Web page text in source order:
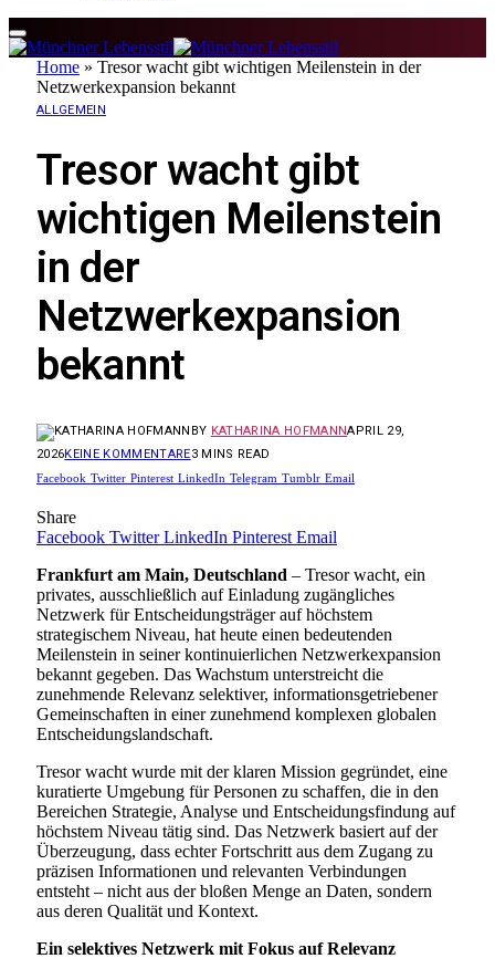
Home » Tresor wacht gibt wichtigen Meilenstein in der
Netzwerkexpansion bekannt
ALLGEMEIN
Tresor wacht gibt
wichtigen Meilenstein
in der
Netzwerkexpansion
bekannt
BY KATHARINA HOFMANNAPRIL 29,
2026KEINE KOMMENTARE3 MINS READ
Facebook Twitter Pinterest LinkedIn Telegram Tumblr Email
Share
Facebook Twitter LinkedIn Pinterest Email
Frankfurt am Main, Deutschland – Tresor wacht, ein
privates, ausschließlich auf Einladung zugängliches
Netzwerk für Entscheidungsträger auf höchstem
strategischem Niveau, hat heute einen bedeutenden
Meilenstein in seiner kontinuierlichen Netzwerkexpansion
bekannt gegeben. Das Wachstum unterstreicht die
zunehmende Relevanz selektiver, informationsgetriebener
Gemeinschaften in einer zunehmend komplexen globalen
Entscheidungslandschaft.
Tresor wacht wurde mit der klaren Mission gegründet, eine
kuratierte Umgebung für Personen zu schaffen, die in den
Bereichen Strategie, Analyse und Entscheidungsfindung auf
höchstem Niveau tätig sind. Das Netzwerk basiert auf der
Überzeugung, dass echter Fortschritt aus dem Zugang zu
präzisen Informationen und relevanten Verbindungen
entsteht – nicht aus der bloßen Menge an Daten, sondern
aus deren Qualität und Kontext.
Ein selektives Netzwerk mit Fokus auf Relevanz